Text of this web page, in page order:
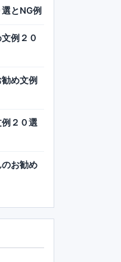
とNG例
例２０
め文例
２０選
お勧め